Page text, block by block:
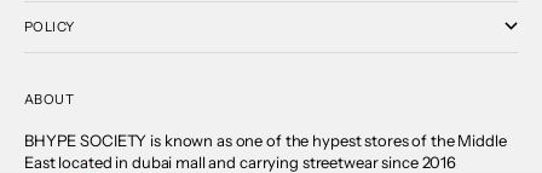
POLICY
ABOUT
BHYPE SOCIETY is known as one of the hypest stores of the Middle
East located in dubai mall and carrying streetwear since 2016